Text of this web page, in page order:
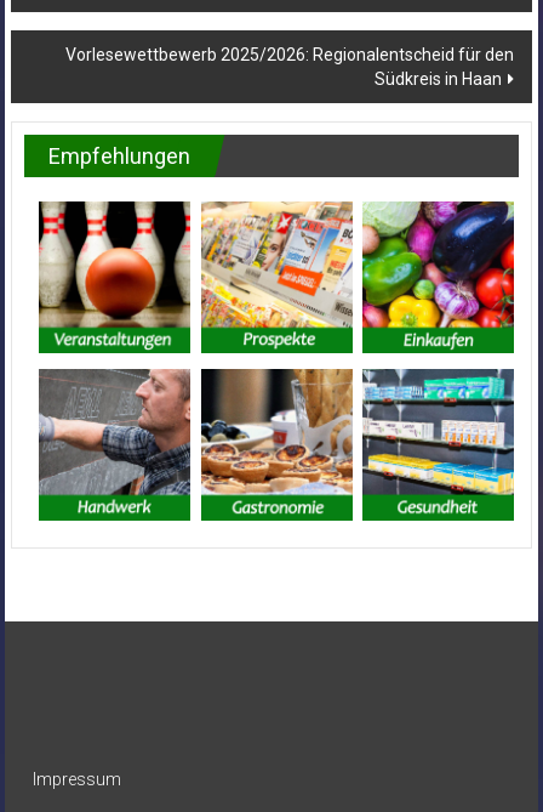
Vorlesewettbewerb 2025/2026: Regionalentscheid für den
Südkreis in Haan
Empfehlungen
Impressum